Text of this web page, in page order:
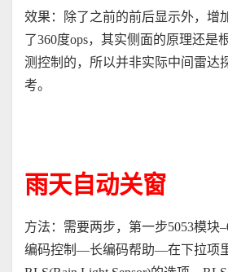
效果：除了之前的前后显示外，增
了360度ops，其实侧面的原理还是
测控制的，所以并非实际中间雷达
考。
雨天自动关窗
方法：需要两步，第一步5053模块
编码控制 —长编码帮助—在下拉项